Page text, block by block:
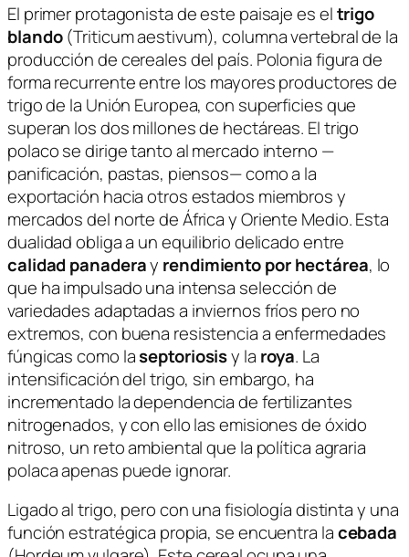
El primer protagonista de este paisaje es eltrigo
blando(Triticum aestivum), columna vertebral de la
producción de cereales del país. Polonia figura de
forma recurrente entre los mayores productores de
trigo de la Unión Europea, con superficies que
superan los dos millones de hectáreas. El trigo
polaco se dirige tanto al mercado interno —
panificación, pastas, piensos— como a la
exportación hacia otros estados miembros y
mercados del norte de África y Oriente Medio. Esta
dualidad obliga a un equilibrio delicado entre
calidad panaderay rendimiento por hectárea, lo
que ha impulsado una intensa selección de
variedades adaptadas a inviernos fríos pero no
extremos, con buena resistencia a enfermedades
fúngicas como laseptoriosisy la roya. La
intensificación del trigo, sin embargo, ha
incrementado la dependencia de fertilizantes
nitrogenados, y con ello las emisiones de óxido
nitroso, un reto ambiental que la política agraria
polaca apenas puede ignorar.
Ligado al trigo, pero con una fisiología distinta y una
función estratégica propia, se encuentra lacebada